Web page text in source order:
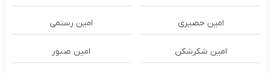
امین حصیری امین رستمی
امین شکرشکن امین صبور